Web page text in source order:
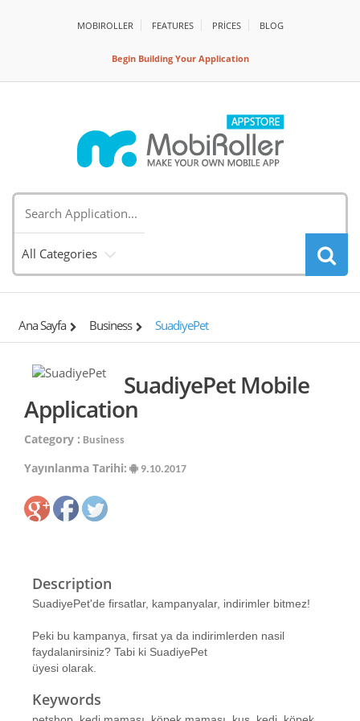
MOBIROLLER FEATURES PRİCES BLOG
Begin Building Your Application
All Categories
Ana Sayfa Business SuadiyePet
SuadiyePet Mobile
Application
Category : Business
Yayınlanma Tarihi: 9.10.2017
Description
SuadiyePet'de firsatlar, kampanyalar, indirimler bitmez!
Peki bu kampanya, firsat ya da indirimlerden nasil
faydalanirsiniz? Tabi ki SuadiyePet
üyesi olarak.
Keywords